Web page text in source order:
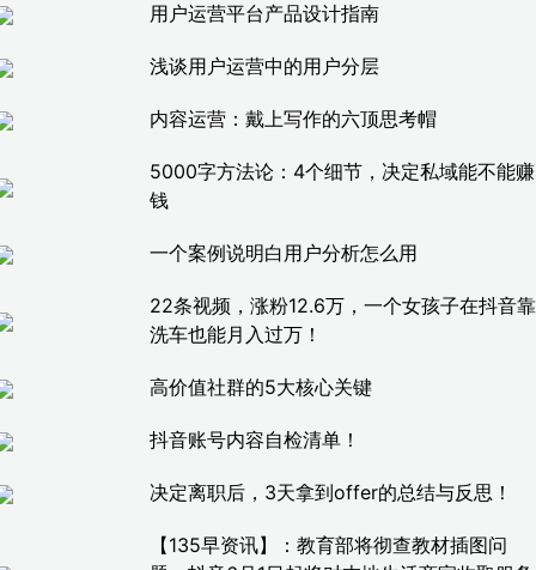
用户运营平台产品设计指南
浅谈用户运营中的用户分层
内容运营：戴上写作的六顶思考帽
5000字方法论：4个细节，决定私域能不能赚
钱
一个案例说明白用户分析怎么用
22条视频，涨粉12.6万，一个女孩子在抖音靠
洗车也能月入过万！
高价值社群的5大核心关键
抖音账号内容自检清单！
决定离职后，3天拿到offer的总结与反思！
【135早资讯】：教育部将彻查教材插图问